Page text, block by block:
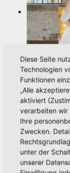
Aus der
Tie the
Diese Seite
Technologien
Funktionen
„Alle
aktiviert
verarbeiten wir
Ihre
Zwecken.
unter der
unserer